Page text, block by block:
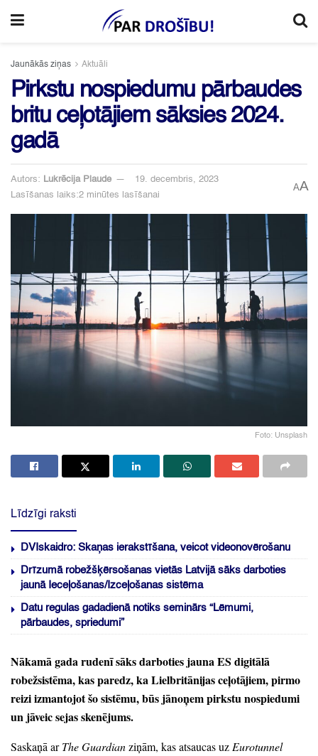
Jaunākās ziņas Aktuāli
Pirkstu nospiedumu pārbaudes
britu ceļotājiem sāksies 2024.
gadā
Autors: Lukrēcija Plaude
19. decembris, 2023
Lasīšanas laiks:2 minūtes lasīšanai
AA
Foto: Unsplash
Līdzīgi raksti
DVIskaidro: Skaņas ierakstīšana, veicot videonovērošanu
Drīzumā robežšķērsošanas vietās Latvijā sāks darboties
jaunā Ieceļošanas/Izceļošanas sistēma
Datu regulas gadadienā notiks seminārs “Lēmumi,
pārbaudes, spriedumi”
Nākamā gada rudenī sāks darboties jauna ES digitālā
robežsistēma,kas paredz,ka Lielbritānijas ceļotājiem,pirmo
reizi izmantojot šo sistēmu,būs jānoņem pirkstu nospiedumi
un jāveic sejas skenējums.
Saskaņā arThe Guardianziņām, kas atsaucas uz Eurotunnel